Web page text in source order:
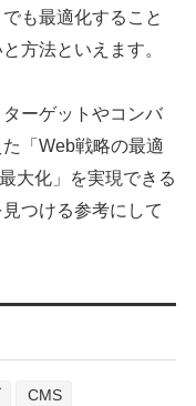
も最適化すること
方法といえます。
ーゲットやコンバ
「Web戦略の最適
大化」を実現できる
つける参考にして
CMS